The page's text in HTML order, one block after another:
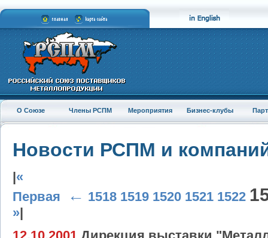
О Союзе Члены РСПМ Мероприятия Бизнес-клубы
Новости РСПМ и
«
Первая
← 1518 1519 1520 1521 1522
»